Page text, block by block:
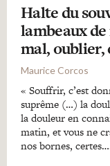
Halte du
lambeaux
mal, oublier,
Maurice Corcos
« Souffrir, c’est
suprême (…) la
la douleur en
matin, et vous ne
nos bornes,